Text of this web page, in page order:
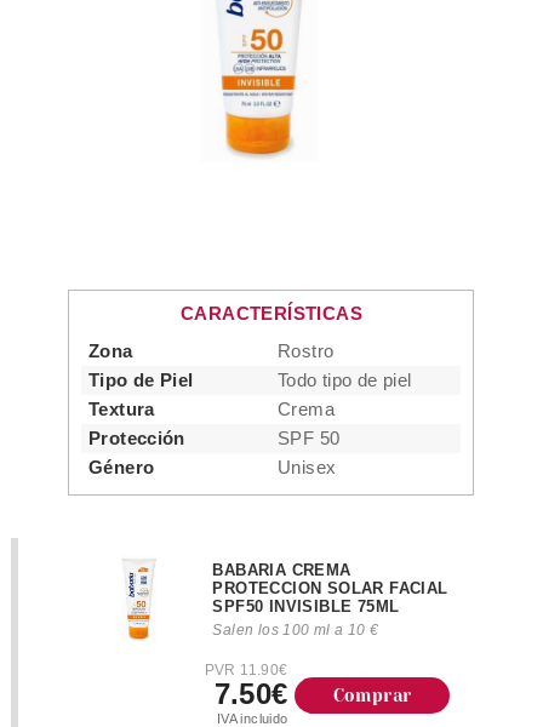
CARACTERÍSTICAS
Zona
Rostro
Tipo de Piel
Todo tipo de piel
Textura
Crema
Protección
SPF 50
Género
Unisex
BABARIA CREMA
PROTECCION SOLAR FACIAL
SPF50 INVISIBLE 75ML
Salen los 100 ml a 10 €
PVR 11.90€
7.50€
IVA incluido
Comprar